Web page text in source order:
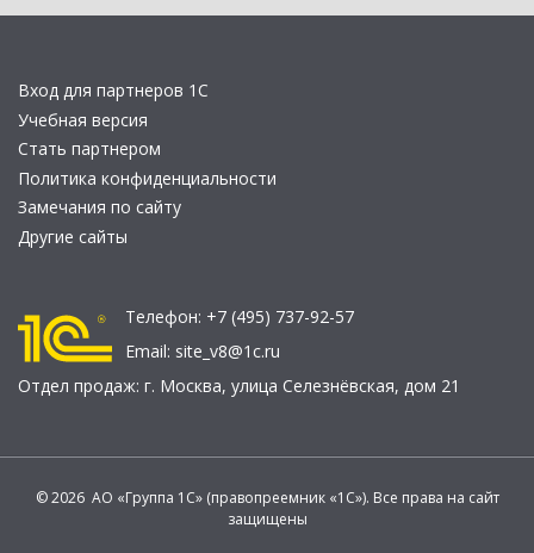
Вход для партнеров 1С
Учебная версия
Стать партнером
Политика конфиденциальности
Замечания по сайту
Другие сайты
Телефон: +7 (495) 737-92-57
Email: site_v8@1c.ru
Отдел продаж: г. Москва, улица Селезнёвская, дом 21
© 2026 АО «Группа 1С» (правопреемник «1С»). Все права на сайт
защищены